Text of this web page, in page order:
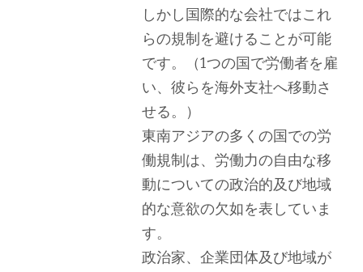
しかし国際的な会社ではこれ
らの規制を避けることが可能
です。（1つの国で労働者を雇
い、彼らを海外支社へ移動さ
せる。）
東南アジアの多くの国での労
働規制は、労働力の自由な移
動についての政治的及び地域
的な意欲の欠如を表していま
す。
政治家、企業団体及び地域が